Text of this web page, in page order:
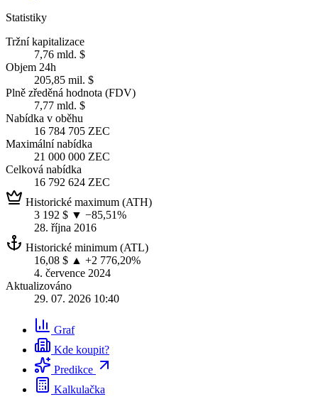
Statistiky
Tržní kapitalizace
7,76 mld. $
Objem 24h
205,85 mil. $
Plně zředěná hodnota (FDV)
7,77 mld. $
Nabídka v oběhu
16 784 705 ZEC
Maximální nabídka
21 000 000 ZEC
Celková nabídka
16 792 624 ZEC
Historické maximum (ATH)
3 192 $ ▼ −85,51%
28. října 2016
Historické minimum (ATL)
16,08 $ ▲ +2 776,20%
4. července 2024
Aktualizováno
29. 07. 2026 10:40
Graf
Kde koupit?
Predikce
Kalkulačka